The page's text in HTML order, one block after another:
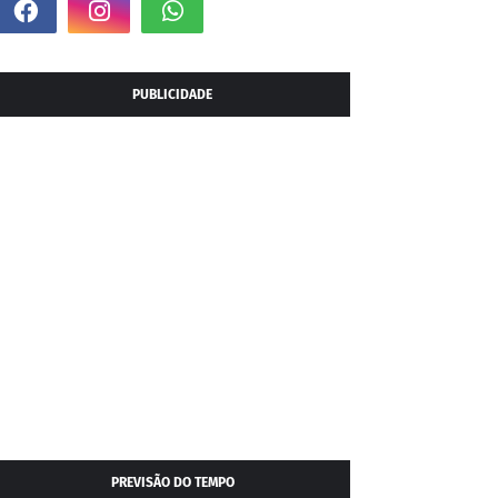
PUBLICIDADE
PREVISÃO DO TEMPO